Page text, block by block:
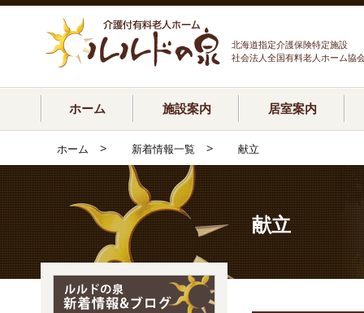
北海道指定介護保険特定施設
社会法人全国有料老人ホーム協
ホーム 施設案内 居室案内
ホーム > 新着情報一覧 > 献立
献立